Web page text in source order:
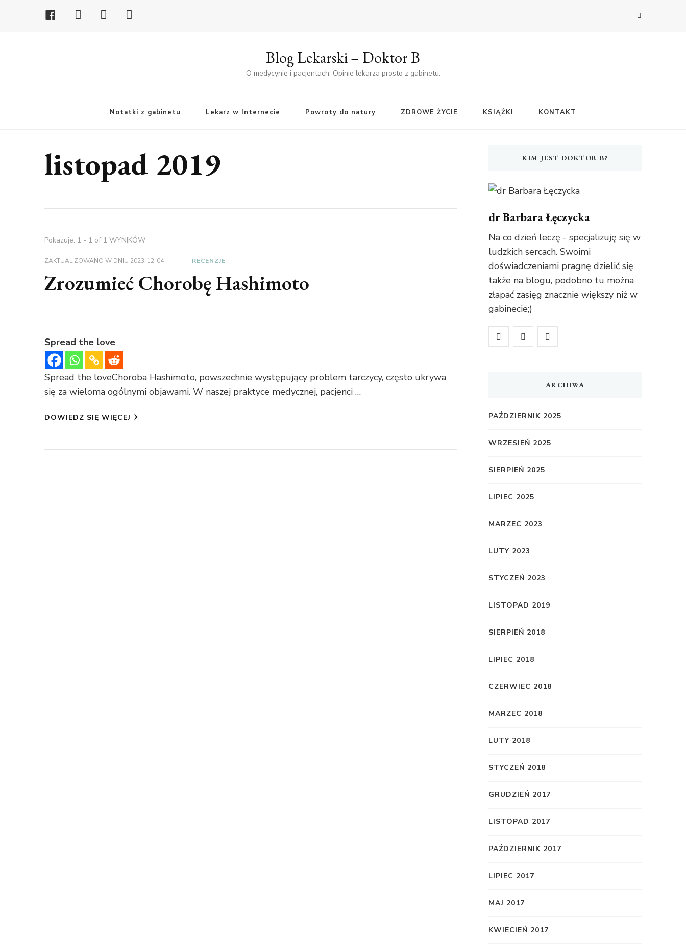
Blog Lekarski – Doktor B
O medycynie i pacjentach. Opinie lekarza prosto z gabinetu.
Notatki z gabinetu Lekarz w Internecie Powroty do natury ZDROWE ŻYCIE KSIĄŻKI KONTAKT
listopad 2019
Pokazuje: 1 - 1 of 1 WYNIKÓW
ZAKTUALIZOWANO W DNIU 2023-12-04 RECENZJE
Zrozumieć Chorobę Hashimoto
Spread the love
Spread the loveChoroba Hashimoto, powszechnie występujący problem tarczycy, często ukrywa
się za wieloma ogólnymi objawami. W naszej praktyce medycznej, pacjenci …
DOWIEDZ SIĘ WIĘCEJ
KIM JEST DOKTOR B?
dr Barbara Łęczycka
Na co dzień leczę - specjalizuję się w
ludzkich sercach. Swoimi
doświadczeniami pragnę dzielić się
także na blogu, podobno tu można
złapać zasięg znacznie większy niż w
gabinecie;)
ARCHIWA
PAŹDZIERNIK 2025
WRZESIEŃ 2025
SIERPIEŃ 2025
LIPIEC 2025
MARZEC 2023
LUTY 2023
STYCZEŃ 2023
LISTOPAD 2019
SIERPIEŃ 2018
LIPIEC 2018
CZERWIEC 2018
MARZEC 2018
LUTY 2018
STYCZEŃ 2018
GRUDZIEŃ 2017
LISTOPAD 2017
PAŹDZIERNIK 2017
LIPIEC 2017
MAJ 2017
KWIECIEŃ 2017